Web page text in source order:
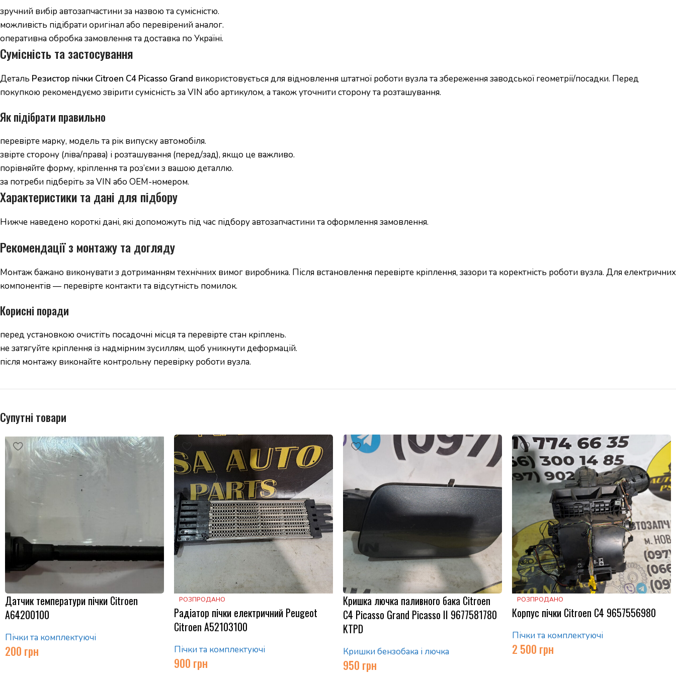
зручний вибір автозапчастини за назвою та сумісністю.
можливість підібрати оригінал або перевірений аналог.
оперативна обробка замовлення та доставка по Україні.
Сумісність та застосування
Деталь Резистор пічки Citroen C4 Picasso Grand використовується для відновлення штатної роботи вузла та збереження заводської геометрії/посадки. Перед
покупкою рекомендуємо звірити сумісність за VIN або артикулом, а також уточнити сторону та розташування.
Як підібрати правильно
перевірте марку, модель та рік випуску автомобіля.
звірте сторону (ліва/права) і розташування (перед/зад), якщо це важливо.
порівняйте форму, кріплення та роз’єми з вашою деталлю.
за потреби підберіть за VIN або OEM-номером.
Характеристики та дані для підбору
Нижче наведено короткі дані, які допоможуть під час підбору автозапчастини та оформлення замовлення.
Рекомендації з монтажу та догляду
Монтаж бажано виконувати з дотриманням технічних вимог виробника. Після встановлення перевірте кріплення, зазори та коректність роботи вузла. Для електричних
компонентів — перевірте контакти та відсутність помилок.
Корисні поради
перед установкою очистіть посадочні місця та перевірте стан кріплень.
не затягуйте кріплення із надмірним зусиллям, щоб уникнути деформацій.
після монтажу виконайте контрольну перевірку роботи вузла.
Супутні товари
Датчик температури пічки Citroen
A64200100
Пічки та комплектуючі
200 грн
РОЗПРОДАНО
Радіатор пічки електричний Peugeot
Citroen A52103100
Пічки та комплектуючі
900 грн
Кришка лючка паливного бака Citroen
C4 Picasso Grand Picasso II 9677581780
KTPD
Кришки бензобака і лючка
950 грн
РОЗПРОДАНО
Корпус пічки Citroen C4 9657556980
Пічки та комплектуючі
2 500 грн